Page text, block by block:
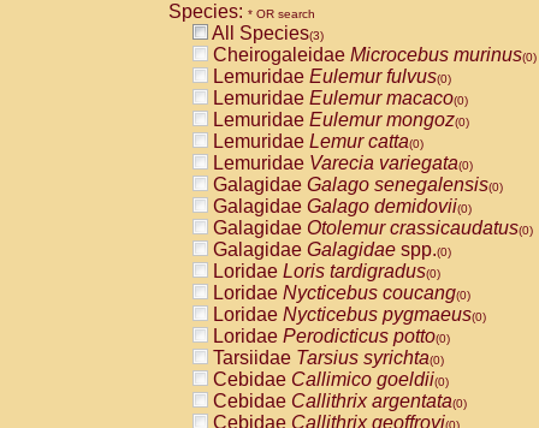
Species: * OR search
All Species(3)
Cheirogaleidae Microcebus murinus(0)
Lemuridae Eulemur fulvus(0)
Lemuridae Eulemur macaco(0)
Lemuridae Eulemur mongoz(0)
Lemuridae Lemur catta(0)
Lemuridae Varecia variegata(0)
Galagidae Galago senegalensis(0)
Galagidae Galago demidovii(0)
Galagidae Otolemur crassicaudatus(0)
Galagidae Galagidae spp.(0)
Loridae Loris tardigradus(0)
Loridae Nycticebus coucang(0)
Loridae Nycticebus pygmaeus(0)
Loridae Perodicticus potto(0)
Tarsiidae Tarsius syrichta(0)
Cebidae Callimico goeldii(0)
Cebidae Callithrix argentata(0)
Cebidae Callithrix geoffroyi(0)